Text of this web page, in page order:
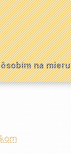
na mieru